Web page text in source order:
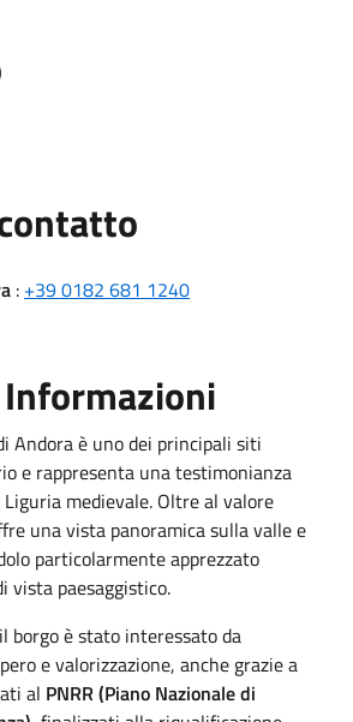
: +39 0182 681 1240
Andora è uno dei principali siti
e rappresenta una testimonianza
medievale. Oltre al valore
una vista panoramica sulla valle e
particolarmente apprezzato
vista paesaggistico.
borgo è stato interessato da
e valorizzazione, anche grazie a
al PNRR (Piano Nazionale di